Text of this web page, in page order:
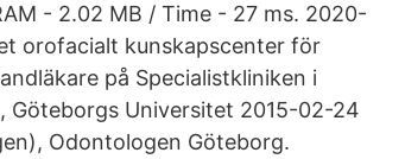
- 2.02 MB / Time - 27 ms. 2020-
orofacialt kunskapscenter för
på Specialistkliniken i
Universitet 2015-02-24
Odontologen Göteborg.